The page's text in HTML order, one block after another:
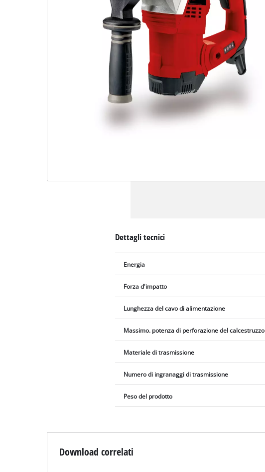
Dettagli tecnici
Energia
Forza d'impatto
Lunghezza del cavo di alimentazione
Massimo. potenza di perforazione del calcestruzzo
Materiale di trasmissione
Numero di ingranaggi di trasmissione
Peso del prodotto
Download correlati